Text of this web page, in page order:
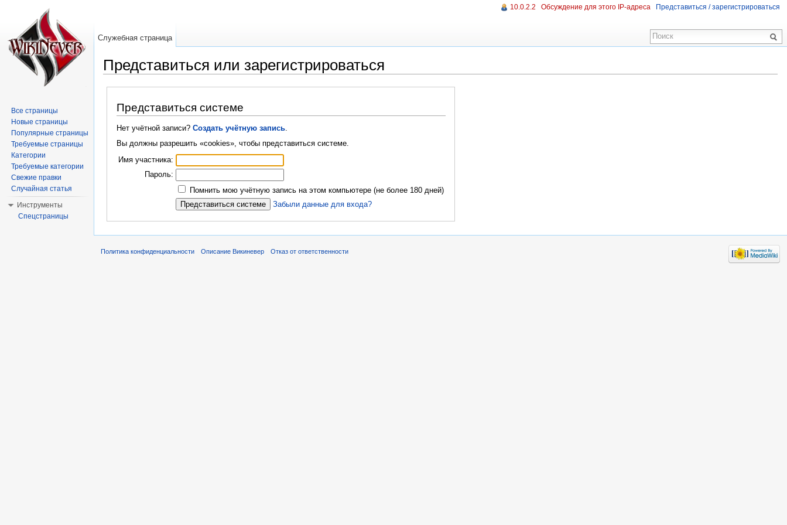
Представиться или зарегистрироваться
Представиться системе
Нет учётной записи? Создать учётную запись.
Вы должны разрешить «cookies», чтобы представиться системе.
Имя участника:
Пароль:
Помнить мою учётную запись на этом компьютере (не более 180 дней)
Забыли данные для входа?
10.0.2.2 Обсуждение для этого IP-адреса Представиться / зарегистрироваться
Служебная страница
Все страницы
Новые страницы
Популярные страницы
Требуемые страницы
Категории
Требуемые категории
Свежие правки
Случайная статья
Инструменты
Спецстраницы
Политика конфиденциальности Описание Викиневер Отказ от ответственности